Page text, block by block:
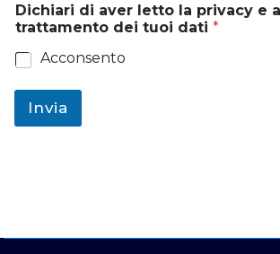
Dichiari di aver letto la privacy e
trattamento dei tuoi dati *
Acconsento
Invia